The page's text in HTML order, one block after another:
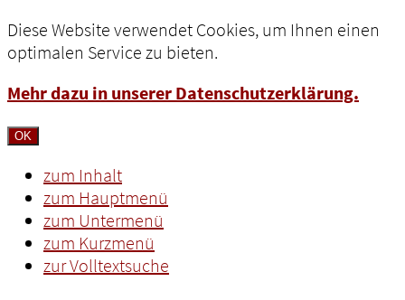
Diese Website verwendet Cookies, um Ihnen einen
optimalen Service zu bieten.
Mehr dazu in unserer Datenschutzerklärung.
OK
zum Inhalt
zum Hauptmenü
zum Untermenü
zum Kurzmenü
zur Volltextsuche